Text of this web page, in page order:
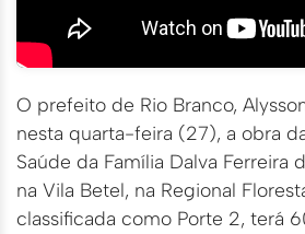
O prefeito de Rio Branco,
nesta quarta-feira (27), a obra
Saúde da Família Dalva Ferreira
na Vila Betel, na Regional
classificada como Porte 2, terá